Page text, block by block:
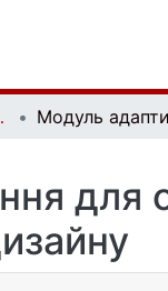
theses
для